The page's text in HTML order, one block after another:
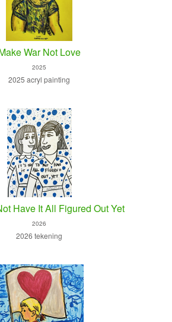
War Not Love
2025
2025 acryl painting
Have It All Figured Out Yet
2026
2026 tekening